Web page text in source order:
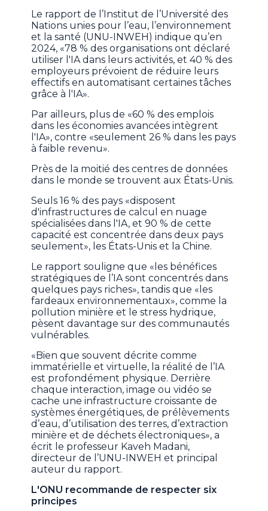
Le rapport de l’Institut de l’Université des
Nations unies pour l’eau, l’environnement
et la santé (UNU-INWEH) indique qu’en
2024, «78 % des organisations ont déclaré
utiliser l'IA dans leurs activités, et 40 % des
employeurs prévoient de réduire leurs
effectifs en automatisant certaines tâches
grâce à l'IA».
Par ailleurs, plus de «60 % des emplois
dans les économies avancées intègrent
l'IA», contre «seulement 26 % dans les pays
à faible revenu».
Près de la moitié des centres de données
dans le monde se trouvent aux États-Unis.
Seuls 16 % des pays «disposent
d'infrastructures de calcul en nuage
spécialisées dans l'IA, et 90 % de cette
capacité est concentrée dans deux pays
seulement», les États-Unis et la Chine.
Le rapport souligne que «les bénéfices
stratégiques de l’IA sont concentrés dans
quelques pays riches», tandis que «les
fardeaux environnementaux», comme la
pollution minière et le stress hydrique,
pèsent davantage sur des communautés
vulnérables.
«Bien que souvent décrite comme
immatérielle et virtuelle, la réalité de l’IA
est profondément physique. Derrière
chaque interaction, image ou vidéo se
cache une infrastructure croissante de
systèmes énergétiques, de prélèvements
d’eau, d’utilisation des terres, d’extraction
minière et de déchets électroniques», a
écrit le professeur Kaveh Madani,
directeur de l’UNU-INWEH et principal
auteur du rapport.
L'ONU recommande de respecter six
principes